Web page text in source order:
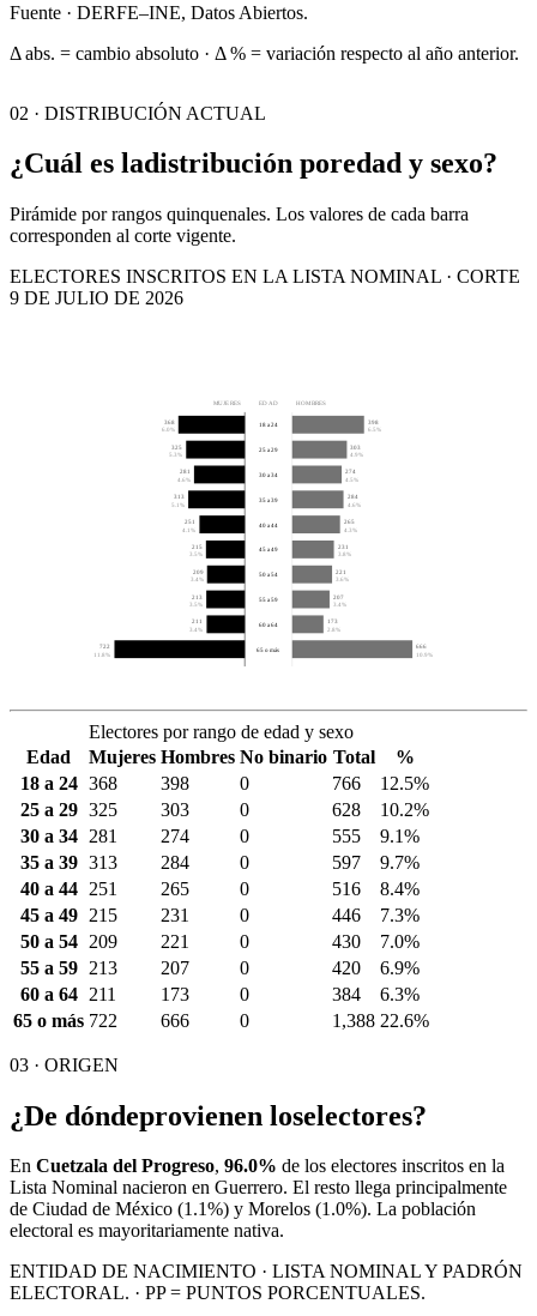
Fuente · DERFE–INE, Datos Abiertos.
Δ abs. = cambio absoluto · Δ % = variación respecto al año anterior.
02 · DISTRIBUCIÓN ACTUAL
¿Cuál es ladistribución poredad y sexo?
Pirámide por rangos quinquenales. Los valores de cada barra
corresponden al corte vigente.
ELECTORES INSCRITOS EN LA LISTA NOMINAL · CORTE
9 DE JULIO DE 2026
MUJERES EDAD HOMBRES
368
6.0%
398
6.5%
18 a 24
325
5.3%
303
4.9%
25 a 29
281
4.6%
274
4.5%
30 a 34
313
5.1%
284
4.6%
35 a 39
251
4.1%
265
4.3%
40 a 44
215
3.5%
231
3.8%
45 a 49
209
3.4%
221
3.6%
50 a 54
213
3.5%
207
3.4%
55 a 59
211
3.4%
173
2.8%
60 a 64
722
11.8%
666
10.9%
65 o más
Electores por rango de edad y sexo
Edad
Mujeres Hombres No binario Total
%
18 a 24 368 398 0 766
12.5%
25 a 29 325 303 0 628
10.2%
30 a 34
281 274 0 555
9.1%
35 a 39 313 284 0 597
9.7%
40 a 44
251 265 0 516
8.4%
45 a 49
215 231 0 446
7.3%
50 a 54
209 221 0 430
7.0%
55 a 59
213 207 0 420
6.9%
60 a 64
211 173 0 384
6.3%
65 o más 722 666 0 1,388 22.6%
03 · ORIGEN
¿De dóndeprovienen loselectores?
En Cuetzala del Progreso, 96.0% de los electores inscritos en la
Lista Nominal nacieron en Guerrero. El resto llega principalmente
de Ciudad de México (1.1%) y Morelos (1.0%). La población
electoral es mayoritariamente nativa.
ENTIDAD DE NACIMIENTO · LISTA NOMINAL Y PADRÓN
ELECTORAL. · PP = PUNTOS PORCENTUALES.